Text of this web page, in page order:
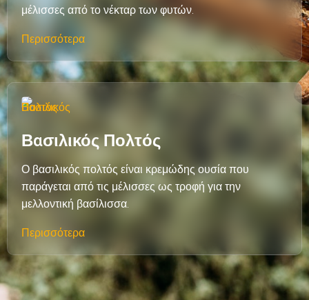
μέλισσες από το νέκταρ των φυτών.
Περισσότερα
Βασιλικός Πολτός
Ο βασιλικός πολτός είναι κρεμώδης ουσία που
παράγεται από τις μέλισσες ως τροφή για την
μελλοντική βασίλισσα.
Περισσότερα